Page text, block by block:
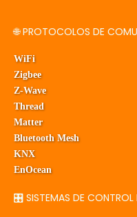
🌐 PROTOCOLOS DE
WiFi
Zigbee
Z-Wave
Thread
Matter
Bluetooth Mesh
KNX
EnOcean
🎛️ SISTEMAS DE CONTROL